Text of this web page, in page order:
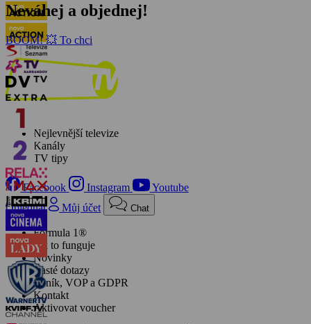
Neváhej a objednej!
BOOM! 💥 To chci
Nejlevnější televize
Kanály
TV tipy
Facebook Instagram
Youtube
Objednat
Můj účet Chat
Formula 1®
Jak to funguje
Novinky
Časté dotazy
Ceník, VOP a GDPR
Kontakt
Aktivovat voucher